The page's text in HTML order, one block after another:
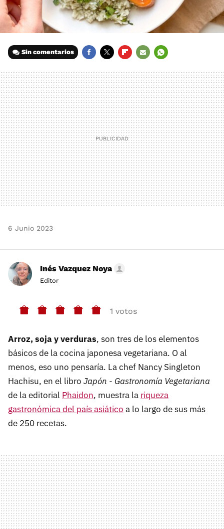
Sin comentarios
MAIL
6 Junio 2023
Inés Vazquez Noya
Editor
1 votos
Arroz, soja y verduras, son tres de los elementos
básicos de la cocina japonesa vegetariana. O al
menos, eso uno pensaría. La chef Nancy Singleton
Hachisu, en el libro Japón - Gastronomía Vegetariana
de la editorial Phaidon, muestra la riqueza
gastronómica del país asiático a lo largo de sus más
de 250 recetas.